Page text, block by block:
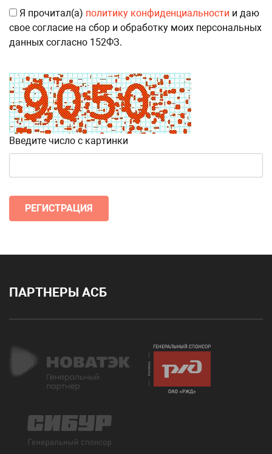
Я прочитал(а) политику конфиденциальности и даю
свое согласие на сбор и обработку моих персональных
данных согласно 152ФЗ.
Введите число с картинки
РЕГИСТРАЦИЯ
ПАРТНЕРЫ АСБ